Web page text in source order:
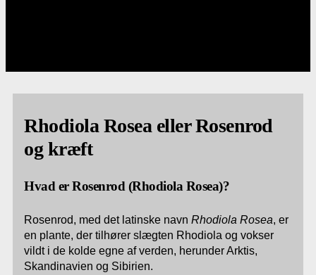
Rhodiola Rosea eller Rosenrod
og kræft
Hvad er Rosenrod (Rhodiola Rosea)?
Rosenrod, med det latinske navnRhodiola Rosea, er
en plante, der tilhører slægten Rhodiola og vokser
vildt i de kolde egne af verden, herunder Arktis,
Skandinavien og Sibirien.